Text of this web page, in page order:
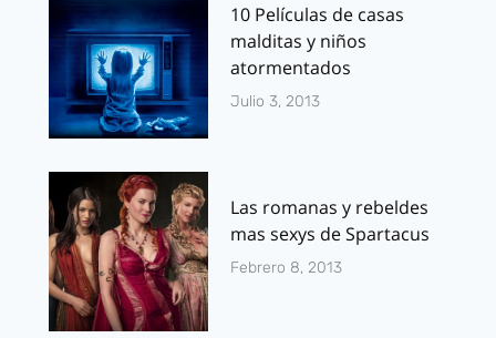
10 Películas de casas
malditas y niños
atormentados
Julio 3, 2013
Las romanas y rebeldes
mas sexys de Spartacus
Febrero 8, 2013